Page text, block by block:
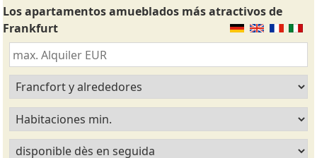
Los apartamentos amueblados más atractivos de
Frankfurt